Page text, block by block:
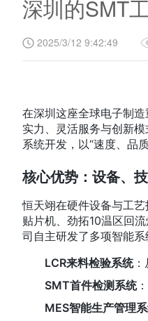
深圳的SMT
2025/3/12 9:42:49
深圳的SMT
在深圳这座全球电子制
实力、灵活服务与创新
系统开发，以“速度、品
核心优势：设备、
恒天翊在硬件设备与工
贴片机、劲拓10温区回
司自主研发了多项智能系
LCR来料检验系统：
SMT首件检测系统
MES智能生产管理